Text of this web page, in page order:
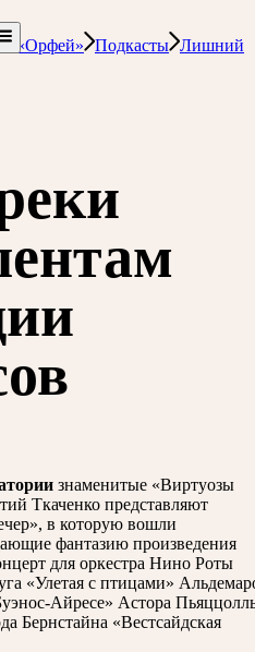
«Орфей»
Подкасты Лишний
знаменитые «Виртуозы
Ткаченко представляют
в которую вошли
фантазию произведения
для оркестра Нино Роты
«Улетая с птицами»
Айресе» Астора
Бернстайна «Вестсайдская